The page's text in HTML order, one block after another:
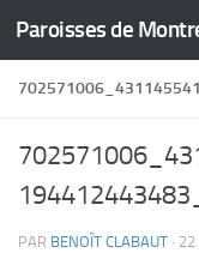
Skip to content
Paroisses de
PAR BENOÎT CLABAUT · 22